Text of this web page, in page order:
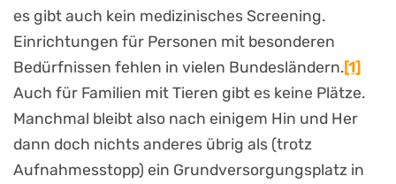
es gibt auch kein medizinisches Screening.
Einrichtungen für Personen mit besonderen
Bedürfnissen fehlen in vielen Bundesländern.[1]
Auch für Familien mit Tieren gibt es keine Plätze.
Manchmal bleibt also nach einigem Hin und Her
dann doch nichts anderes übrig als (trotz
Aufnahmesstopp) ein Grundversorgungsplatz in